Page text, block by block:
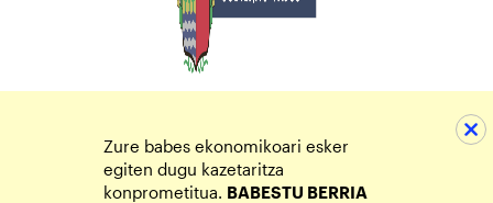
Zure babes ekonomikoari esker
egiten dugu kazetaritza
konprometitua. BABESTU BERRIA